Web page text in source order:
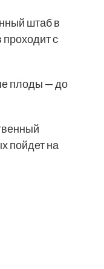
штаб в
проходит с
плоды — до
пойдет на